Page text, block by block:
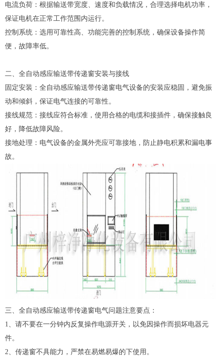
电流负荷：根据输送带宽度、速度和负载情况，合理选择电机功率，
保证电机在正常工作范围内运行。
控制系统：选用可靠性高、功能完善的控制系统，确保设备操作简
便，故障率低。
二、全自动感应输送带传递窗安装与接线
固定安装：全自动感应输送带传递窗电气设备的安装应稳固，避免振
动和倾斜，保证电气连接的可靠性。
接线规范：接线应符合标准，使用合格的电缆和接插件，确保接触良
好，降低故障风险。
接地处理：电气设备的金属外壳应可靠接地，防止静电积累和漏电事
故。
三、全自动感应输送带传递窗电气问题注意要点：
1、请不要在一分钟内反复操作电源开关，以免因操作而损坏电器元
件。
2、 传递窗不具能力，严禁在易燃易爆的下使用。